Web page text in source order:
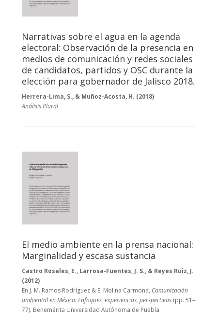
Narrativas sobre el agua en la agenda
electoral: Observación de la presencia en
medios de comunicación y redes sociales
de candidatos, partidos y OSC durante la
elección para gobernador de Jalisco 2018.
Herrera-Lima, S., & Muñoz-Acosta, H. (2018)
Análisis Plural
El medio ambiente en la prensa nacional:
Marginalidad y escasa sustancia
Castro Rosales, E., Larrosa-Fuentes, J. S., & Reyes Ruiz, J.
(2012)
En J. M. Ramos Rodríguez & E. Molina Carmona, Comunicación
ambiental en México: Enfoques, experiencias, perspectivas(pp. 51–
77). Benemérita Universidad Autónoma de Puebla.